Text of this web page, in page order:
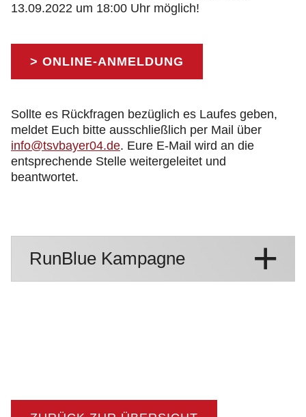
13.09.2022 um 18:00 Uhr möglich!
> ONLINE-ANMELDUNG
Sollte es Rückfragen bezüglich es Laufes geben,
meldet Euch bitte ausschließlich per Mail über
info@tsvbayer04.de. Eure E-Mail wird an die
entsprechende Stelle weitergeleitet und
beantwortet.
RunBlue Kampagne